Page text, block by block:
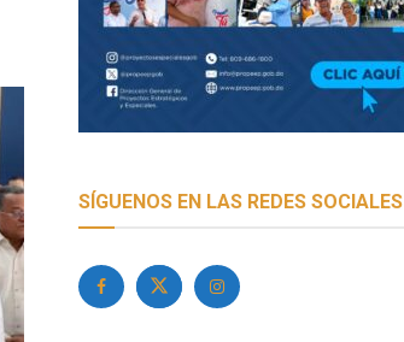
SÍGUENOS EN LAS REDES SOCIALES